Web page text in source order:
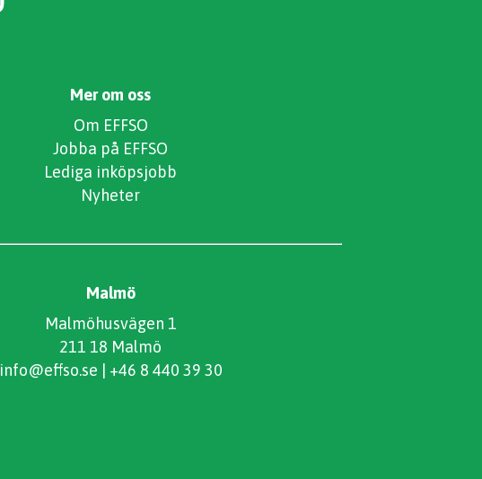
Mer om oss
Om EFFSO
Jobba på EFFSO
Lediga inköpsjobb
Nyheter
Malmö
Malmöhusvägen 1
211 18 Malmö
info@effso.se
+46 8 440 39 30